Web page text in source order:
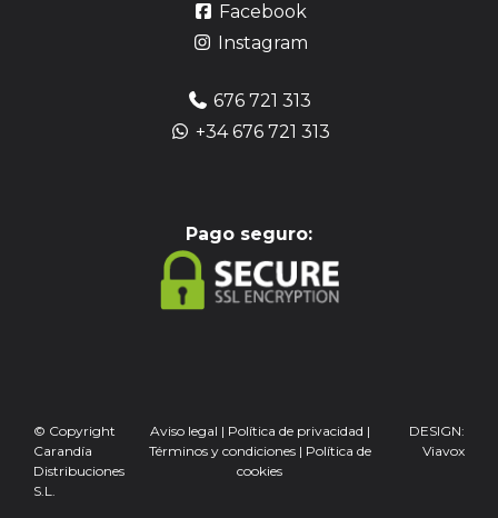
Facebook
Instagram
676 721 313
+34 676 721 313
Pago seguro:
© Copyright
Carandía
Distribuciones
S.L.
Aviso legal | Política de privacidad |
Términos y condiciones | Política de
cookies
DESIGN:
Viavox